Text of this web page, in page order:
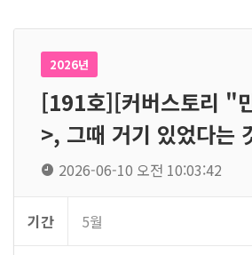
2026년
[191호][커버스토리 "
>, 그때 거기 있었다는
2026-06-10 오전 10:03:42
기간 5월